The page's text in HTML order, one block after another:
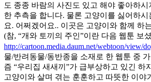
도 종종 바람의 사진도 있고 해야 좋아하시
한 추측을 합니다. 물론 고양이를 싫어하
요. 어쩌겠어요.. 이곳은 고양이와 함께 하
(참, “개와 토끼의 주인”이란 다음 웹툰 보
http://cartoon.media.daum.net/webtoon/view/
물/반려동물/동반종을 소재로 한 웹툰 중
즘 “우리집 새새끼”가 급부상하고 있긴 하
고양이와 살며 겪는 훈훈하고 따뜻한 이야